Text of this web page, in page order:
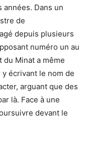
années. Dans un
de
depuis plusieurs
numéro un au
du Minat a même
écrivant le nom de
arguant que des
là. Face à une
devant le